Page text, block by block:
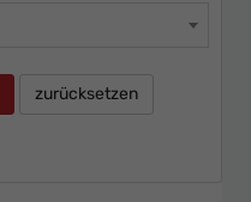
zurücksetzen